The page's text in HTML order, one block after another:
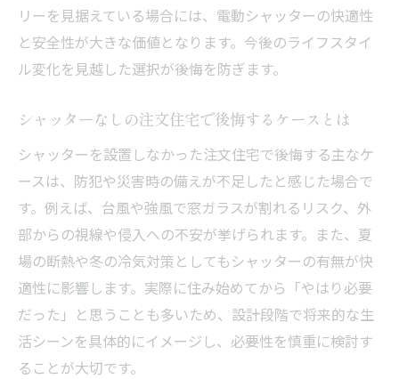
電動シャッターと手動シャッターのメリッ
ト・デメリット
注文住宅の利便性を高めるシャッターの選
手動と電動どちらが後悔しにくいのか体験
談から考察
電動シャッターにすればよかったと感じる
瞬間
注文住宅の予算に合わせたシャッターの選
び方
新築でシャッターなしは後悔の元？設置の判断
軸
新築でシャッターなしを選ぶと後悔する理
リーを見据えている場合には、電動シャッターの快適性
と安全性が大きな価値となります。今後のライフスタイ
ル変化を見越した選択が後悔を防ぎます。
シャッターなしの注文住宅で後悔するケースとは
シャッターを設置しなかった注文住宅で後悔する主なケ
ースは、防犯や災害時の備えが不足したと感じた場合で
す。例えば、台風や強風で窓ガラスが割れるリスク、外
部からの視線や侵入への不安が挙げられます。また、夏
場の断熱や冬の冷気対策としてもシャッターの有無が快
適性に影響します。実際に住み始めてから「やはり必要
だった」と思うことも多いため、設計段階で将来的な生
活シーンを具体的にイメージし、必要性を慎重に検討す
ることが大切です。